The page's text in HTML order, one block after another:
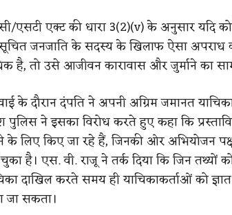
एसटी एक्ट की धारा 3(2)(v) के अनुसार यदि
जनजाति के सदस्य के खिलाफ ऐसा अपराध
है, तो उसे आजीवन कारावास और जुर्माने का
के दौरान दंपति ने अपनी अग्रिम जमानत
पुलिस ने इसका विरोध करते हुए कहा कि
के लिए किए जा रहे हैं, जिनकी ओर अभियोजन
है। एस. वी. राजू ने तर्क दिया कि जिन तथ्यों
दाखिल करते समय ही याचिकाकर्ताओं को
जा सकता।